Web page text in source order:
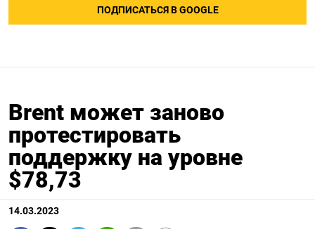
ПОДПИСАТЬСЯ В GOOGLE
Brent может заново
протестировать
поддержку на уровне
$78,73
14.03.2023